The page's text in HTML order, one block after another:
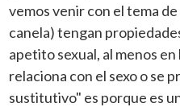
vemos venir con el tema
canela) tengan
apetito sexual, al menos en
relaciona con el sexo o se
sustitutivo" es porque es